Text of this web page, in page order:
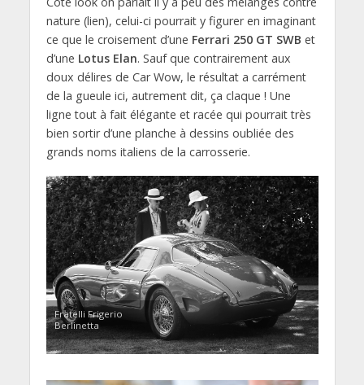
nature (lien), celui-ci pourrait y figurer en imaginant
ce que le croisement d’une Ferrari 250 GT SWB et
d’une Lotus Elan. Sauf que contrairement aux
doux délires de Car Wow, le résultat a carrément
de la gueule ici, autrement dit, ça claque ! Une
ligne tout à fait élégante et racée qui pourrait très
bien sortir d’une planche à dessins oubliée des
grands noms italiens de la carrosserie.
Fratelli Frigerio
Berlinetta